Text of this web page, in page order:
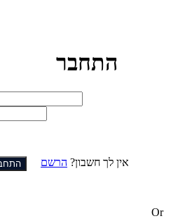
התחבר
אין לך חשבון? הרשם
Or